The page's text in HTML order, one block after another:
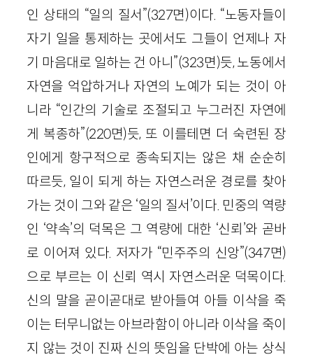
인 상태의 “일의 질서”(327면)이다. “노동자들이
자기 일을 통제하는 곳에서도 그들이 언제나 자
기 마음대로 일하는 건 아니”(323면)듯, 노동에서
자연을 억압하거나 자연의 노예가 되는 것이 아
니라 “인간의 기술로 조절되고 누그러진 자연에
게 복종하”(220면)듯, 또 이를테면 더 숙련된 장
인에게 항구적으로 종속되지는 않은 채 순순히
따르듯, 일이 되게 하는 자연스러운 경로를 찾아
가는 것이 그와 같은 ‘일의 질서’이다. 민중의 역량
인 ‘약속’의 덕목은 그 역량에 대한 ‘신뢰’와 곧바
로 이어져 있다. 저자가 “민주주의 신앙”(347면)
으로 부르는 이 신뢰 역시 자연스러운 덕목이다.
신의 말을 곧이곧대로 받아들여 아들 이삭을 죽
이는 터무니없는 아브라함이 아니라 이삭을 죽이
지 않는 것이 진짜 신의 뜻임을 단박에 아는 상식